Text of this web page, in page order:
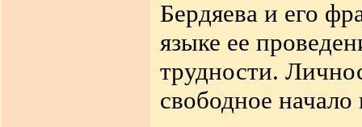
Бердяева и его
языке ее
трудности.
свободное начало